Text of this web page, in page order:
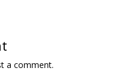
a comment.